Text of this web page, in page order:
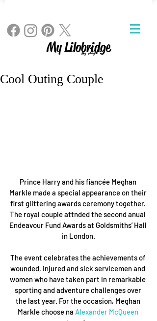
By Angie
My Lilobridge
Cool Outing Couple
Prince Harry and his fiancée Meghan
Markle made a special appearance on their
first glittering awards ceremony together.
The royal couple attnded the second anual
Endeavour Fund Awards at Goldsmiths’ Hall
in London.
The event celebrates the achievements of
wounded, injured and sick servicemen and
women who have taken part in remarkable
sporting and adventure challenges over
the last year. For the occasion, Meghan
Markle choose na Alexander McQueen